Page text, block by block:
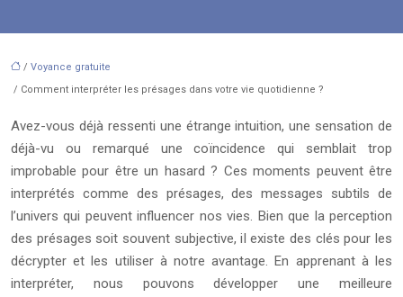
/ Voyance gratuite
/ Comment interpréter les présages dans votre vie quotidienne ?
Avez-vous déjà ressenti une étrange intuition, une sensation de
déjà-vu ou remarqué une coïncidence qui semblait trop
improbable pour être un hasard ? Ces moments peuvent être
interprétés comme des présages, des messages subtils de
l’univers qui peuvent influencer nos vies. Bien que la perception
des présages soit souvent subjective, il existe des clés pour les
décrypter et les utiliser à notre avantage. En apprenant à les
interpréter, nous pouvons développer une meilleure